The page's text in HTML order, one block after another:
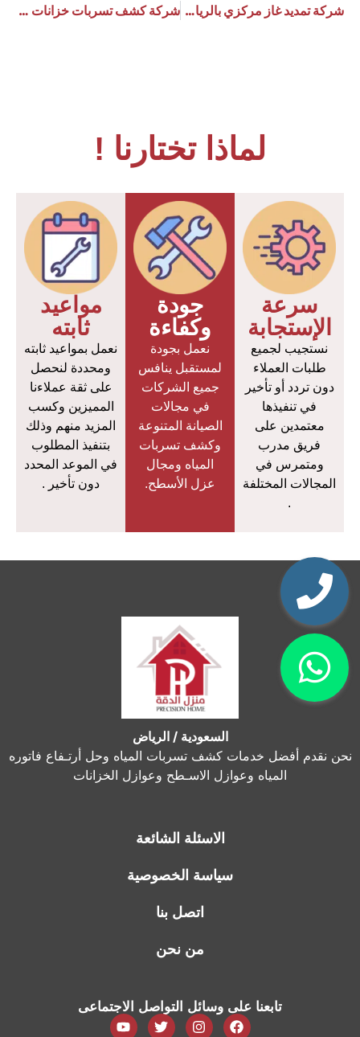
شركة تمديد غاز مركزي بالرياض
شركة كشف تسربات خزانات المياه بالرياض
لماذا تختارنا !
سرعة
الإستجابة
نستجيب لجميع
طلبات العملاء
دون تردد أو تأخير
في تنفيذها
معتمدين على
فريق مدرب
ومتمرس في
المجالات المختلفة
.
جودة
وكفاءة
نعمل بجودة
لمستقبل ينافس
جميع الشركات
في مجالات
الصيانة المتنوعة
وكشف تسربات
المياه ومجال
عزل الأسطح.
مواعيد
ثابته
نعمل بمواعيد ثابته
ومحددة لنحصل
على ثقة عملاءنا
المميزين وكسب
المزيد منهم وذلك
بتنفيذ المطلوب
في الموعد المحدد
دون تأخير .
السعودية / الرياض
نحن نقدم أفضل خدمات كشف تسربات المياه وحل أرتـفاع فاتوره
المياه وعوازل الاسـطح وعوازل الخزانات
الاسئلة الشائعة
سياسة الخصوصية
اتصل بنا
من نحن
تابعنا على وسائل التواصل الاجتماعى